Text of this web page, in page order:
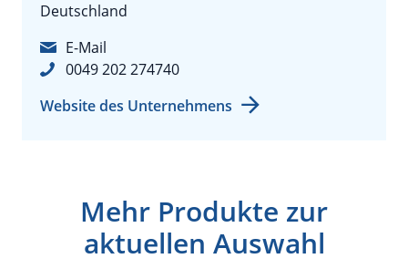
Deutschland
E-Mail
0049 202 274740
Website des Unternehmens
Mehr Produkte zur
aktuellen Auswahl